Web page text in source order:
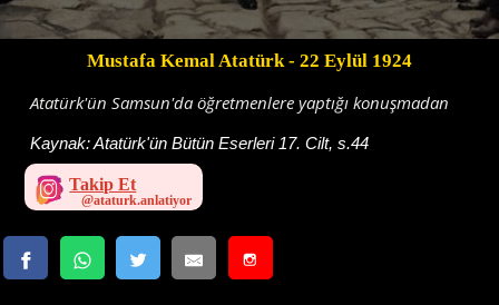
Mustafa Kemal Atatürk- 22 Eylül 1924
Atatürk'ün Samsun'da öğretmenlere yaptığı konuşmadan
Kaynak:Atatürk'ün Bütün Eserleri 17. Cilt, s.44
Takip Et